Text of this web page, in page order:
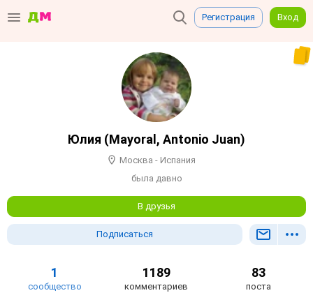
Регистрация Вход
Юлия (Mayoral, Antonio Juan)
Москва - Испания
была давно
В друзья
Подписаться
1
сообщество
1189
комментариев
83
поста